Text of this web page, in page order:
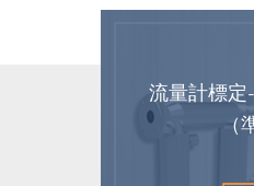
流量計標定
（